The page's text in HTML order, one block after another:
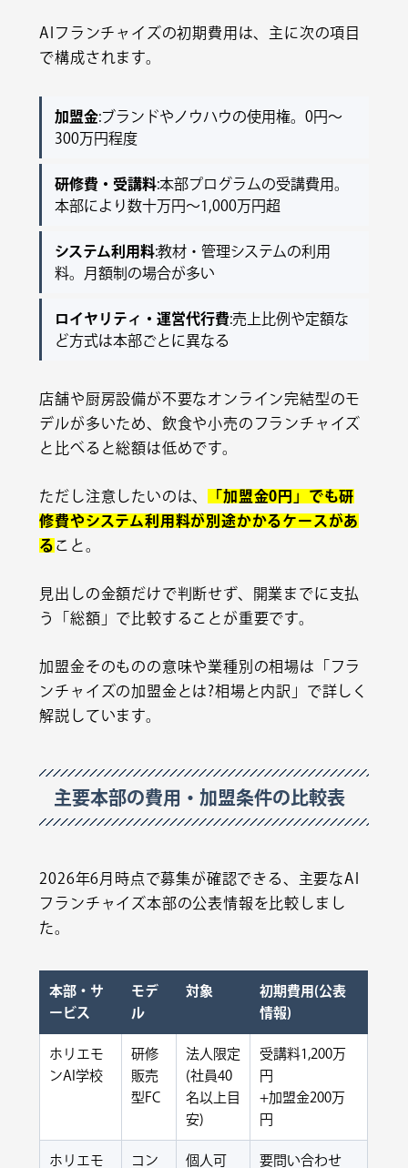
AIフランチャイズの初期費用は、主に次の項目
で構成されます。
加盟金:ブランドやノウハウの使用権。0円〜
300万円程度
研修費・受講料:本部プログラムの受講費用。
本部により数十万円〜1,000万円超
システム利用料:教材・管理システムの利用
料。月額制の場合が多い
ロイヤリティ・運営代行費:売上比例や定額な
ど方式は本部ごとに異なる
店舗や厨房設備が不要なオンライン完結型のモ
デルが多いため、飲食や小売のフランチャイズ
と比べると総額は低めです。
ただし注意したいのは、
「加盟金0円」でも研
修費やシステム利用料が別途かかるケースがあ
る こと。
見出しの金額だけで判断せず、開業までに支払
う「総額」で比較することが重要です。
加盟金そのものの意味や業種別の相場は「 フラ
ンチャイズの加盟金とは?相場と内訳 」で詳しく
解説しています。
主要本部の費用・加盟条件の比較表
2026年6月時点で募集が確認できる、主要なAI
フランチャイズ本部の公表情報を比較しまし
た。
本部・サ
ービス
モデ
ル
対象
初期費用(公表
情報)
ホリエモ
ンAI学校
研修
販売
型FC
法人限定
(社員40
名以上目
安)
受講料1,200万
円
+加盟金200万
円
ホリエモ コン 個人可 要問い合わせ